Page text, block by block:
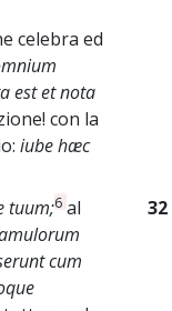
celebra ed
est et nota
con la
iube hæc
tuum;6 al
cum
32